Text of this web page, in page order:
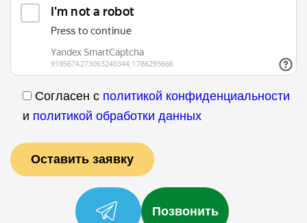
Согласен с политикой конфиденциальности
и политикой обработки данных
Позвонить